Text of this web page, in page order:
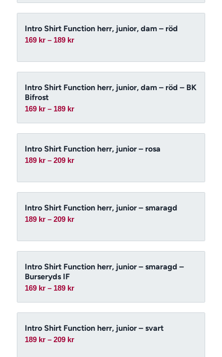
till
209 kr
Intro Shirt Function herr, junior, dam – röd
169 kr – 189 krPrisintervall:
till
189 kr
Intro Shirt Function herr, junior, dam – röd – BK
Bifrost
169 kr – 189 krPrisintervall:
till
Intro Shirt Function herr, junior – rosa
189 kr – 209 krPrisintervall:
till
209 kr
Intro Shirt Function herr, junior – smaragd
189 kr – 209 krPrisintervall:
till
209 kr
Intro Shirt Function herr, junior – smaragd –
Burseryds IF
169 kr – 189 krPrisintervall:
till
Intro Shirt Function herr, junior – svart
189 kr – 209 krPrisintervall: